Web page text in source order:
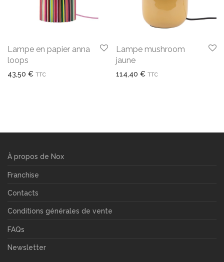
Lampe en papier anna
loops
43,50 € TTC
Lampe mushroom
jaune
114,40 € TTC
À propos de Nox
Franchise
Contacts
Conditions générales de vente
FAQs
Newsletter